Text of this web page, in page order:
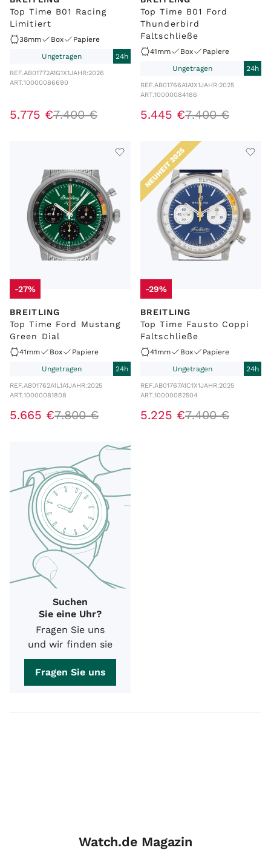
Top Time B01 Racing
Limitiert
38mm Box
Papiere
Ungetragen
24h
REF.AB01772A1G1X1JAHR:2026
ART.10000086690
5.775 €7.400 €
Top Time B01 Ford
Thunderbird
Faltschließe
41mm Box
Papiere
Ungetragen
24h
REF.AB01766A1A1X1JAHR:2025
ART.10000084186
5.445 €7.400 €
-27%
BREITLING
Top Time Ford Mustang
Green Dial
41mm Box
Papiere
Ungetragen
24h
REF.AB01762A1L1A1JAHR:2025
ART.10000081808
5.665 €7.800 €
NEUHEIT 2025
-29%
BREITLING
Top Time Fausto Coppi
Faltschließe
41mm Box
Papiere
Ungetragen
24h
REF.AB01767A1C1X1JAHR:2025
ART.10000082504
5.225 €7.400 €
Suchen
Sie eine Uhr?
Fragen Sie uns
und wir finden sie
Fragen Sie uns
Watch.de Magazin